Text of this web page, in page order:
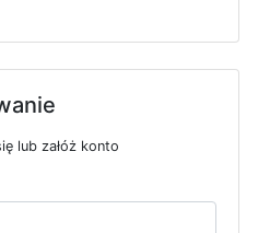
lub załóż konto